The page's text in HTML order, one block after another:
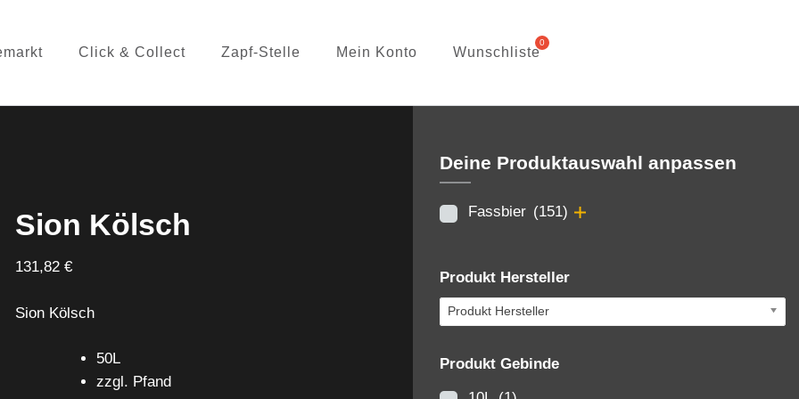
Click & Collect Zapf-Stelle Mein Konto Wunschliste
Sion Kölsch
131,82€
Sion Kölsch
50L
zzgl. Pfand
Deine Produktauswahl anpassen
Fassbier (151)
Produkt Hersteller
Produkt Hersteller
Produkt Gebinde